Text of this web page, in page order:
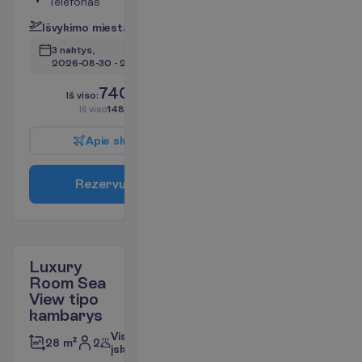
Išvykimo miesta
3 naktys,
2026-08-30 - 2026-09-02
Iš viso:740.00
Iš viso1480.00
Apie sk
Rezervu
Luxury
Room Sea
View tipo
kambarys
28 m² 2
Viskas
įskaičiuota